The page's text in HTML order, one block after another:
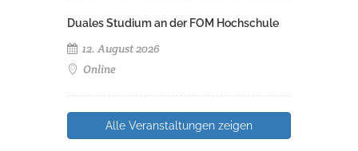
Duales Studium an der FOM Hochschule
12. August 2026
Online
Alle Veranstaltungen zeigen